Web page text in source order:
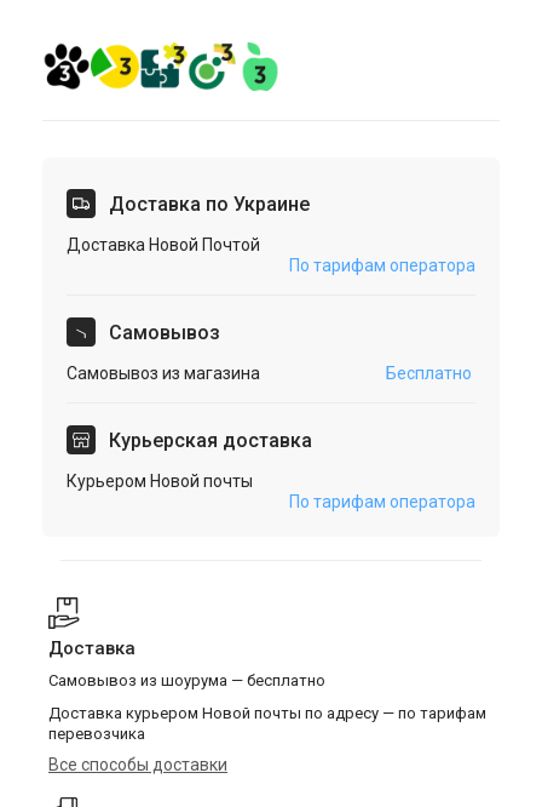
Доставка по Украине
Доставка Новой Почтой
По тарифам оператора
Cамовывоз
Самовывоз из магазина Бесплатно
Курьерская доставка
Курьером Новой почты
По тарифам оператора
Доставка
Самовывоз из шоурума — бесплатно
Доставка курьером Новой почты по адресу — по тарифам
перевозчика
Все способы доставки